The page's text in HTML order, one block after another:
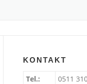
KONTAKT
Tel.:
0511